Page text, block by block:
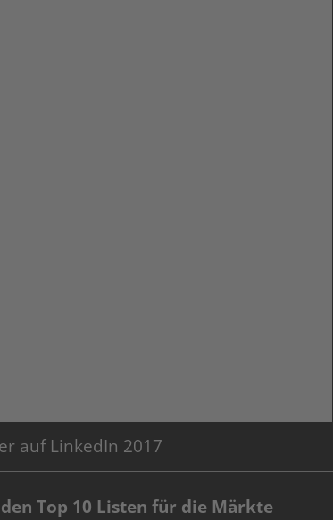
auf LinkedIn 2017
Top 10 Listen für die Märkte